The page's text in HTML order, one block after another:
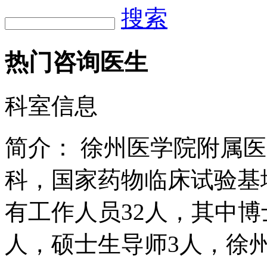
搜索
热门咨询医生
科室信息
简介：
徐州医学院附属
科，国家药物临床试验
有工作人员32人，其中
人，硕士生导师3人，徐